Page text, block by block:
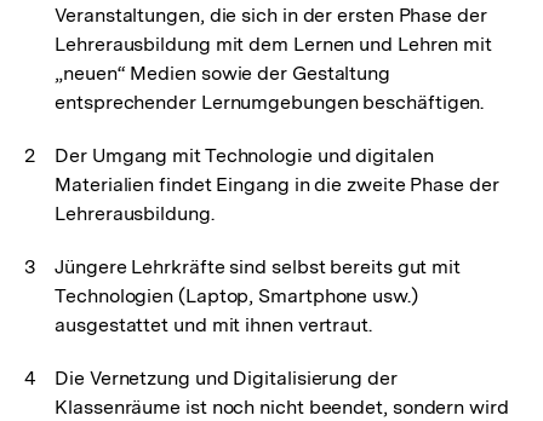
Veranstaltungen, die sich in der ersten Phase der
Lehrerausbildung mit dem Lernen und Lehren mit
„neuen“ Medien sowie der Gestaltung
entsprechender Lernumgebungen beschäftigen.
Der Umgang mit Technologie und digitalen
Materialien findet Eingang in die zweite Phase der
Lehrerausbildung.
Jüngere Lehrkräfte sind selbst bereits gut mit
Technologien (Laptop, Smartphone usw.)
ausgestattet und mit ihnen vertraut.
Die Vernetzung und Digitalisierung der
Klassenräume ist noch nicht beendet, sondern wird